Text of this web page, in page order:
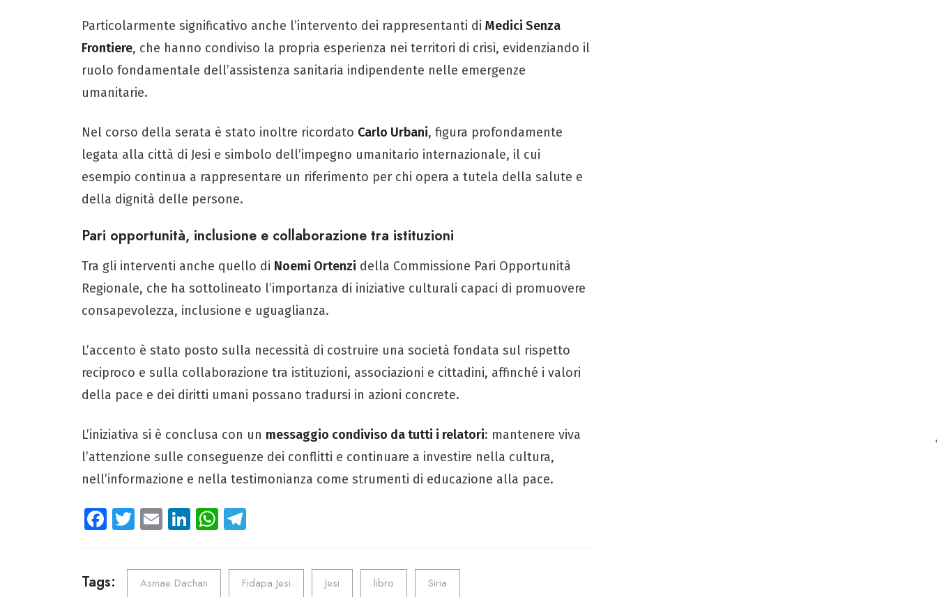
Particolarmente significativo anche l’intervento dei rappresentanti di Medici Senza
Frontiere, che hanno condiviso la propria esperienza nei territori di crisi, evidenziando il
ruolo fondamentale dell’assistenza sanitaria indipendente nelle emergenze
umanitarie.
Nel corso della serata è stato inoltre ricordato Carlo Urbani, figura profondamente
legata alla città di Jesi e simbolo dell’impegno umanitario internazionale, il cui
esempio continua a rappresentare un riferimento per chi opera a tutela della salute e
della dignità delle persone.
Pari opportunità, inclusione e collaborazione tra istituzioni
Tra gli interventi anche quello di Noemi Ortenzi della Commissione Pari Opportunità
Regionale, che ha sottolineato l’importanza di iniziative culturali capaci di promuovere
consapevolezza, inclusione e uguaglianza.
L’accento è stato posto sulla necessità di costruire una società fondata sul rispetto
reciproco e sulla collaborazione tra istituzioni, associazioni e cittadini, affinché i valori
della pace e dei diritti umani possano tradursi in azioni concrete.
L’iniziativa si è conclusa con un messaggio condiviso da tutti i relatori: mantenere viva
l’attenzione sulle conseguenze dei conflitti e continuare a investire nella cultura,
nell’informazione e nella testimonianza come strumenti di educazione alla pace.
Fa
ce
o
T
wi
tt
er
E
m
ail
Li
nk
e
dI
W
ha
ts gr
a
Tags: Asmae Dachan Fidapa Jesi Jesi libro Siria